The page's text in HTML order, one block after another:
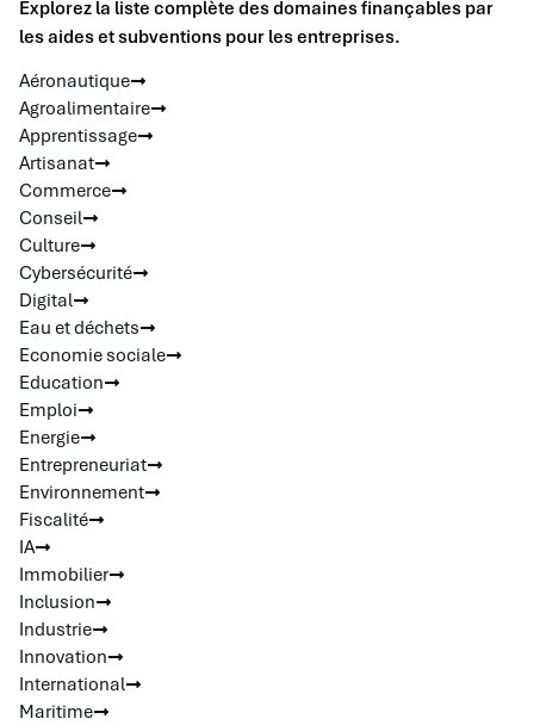
Explorez la liste complète des domaines finançables par
les aides et subventions pour les entreprises.
Aéronautique
Agroalimentaire
Apprentissage
Artisanat
Commerce
Conseil
Culture
Cybersécurité
Digital
Eau et déchets
Economie sociale
Education
Emploi
Energie
Entrepreneuriat
Environnement
Fiscalité
IA
Immobilier
Inclusion
Industrie
Innovation
International
Maritime